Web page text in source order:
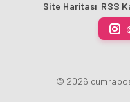
ÜRETİLECEK
Fatih
oldu
Site Haritası RSS
© 2026